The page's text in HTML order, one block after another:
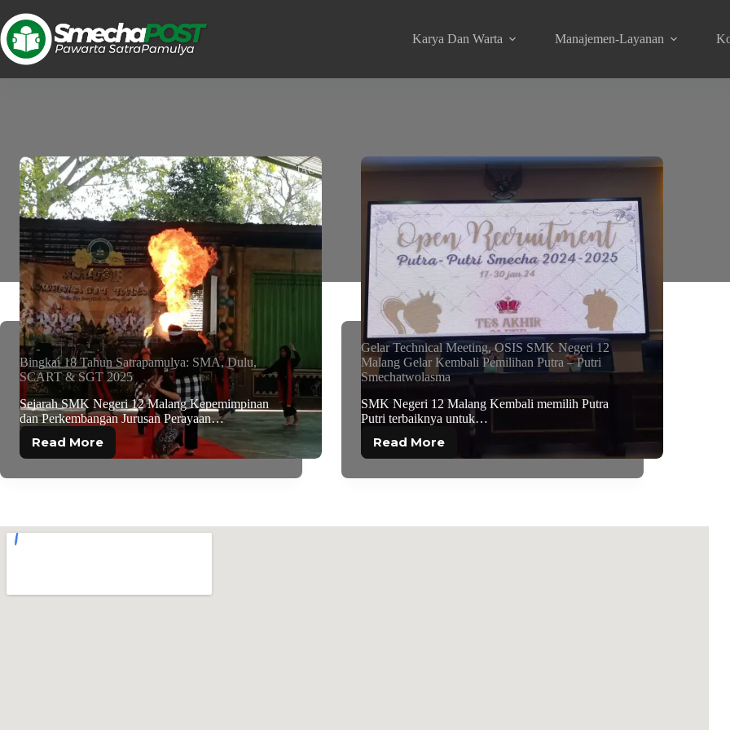
Karya Dan Warta Manajemen-Layanan
TAG
#pps
Bingkai 18 Tahun Satrapamulya: SMA, Dulu,
SCART & SGT 2025
Sejarah SMK Negeri 12 Malang Kepemimpinan
dan Perkembangan Jurusan Perayaan…
Read More
Gelar Technical Meeting, OSIS SMK Negeri 12
Malang Gelar Kembali Pemilihan Putra – Putri
Smechatwolasma
SMK Negeri 12 Malang Kembali memilih Putra
Putri terbaiknya untuk…
Read More